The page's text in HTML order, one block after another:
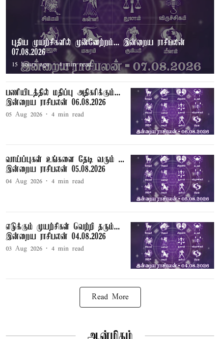
புதிய முயற்சிகளில் முன்னேற்றம்... இன்றைய ராசிபலன்
07.08.2026
15 hours ago 4 min read
பணியிடத்தில் மதிப்பு அதிகரிக்கும்...
இன்றைய ராசிபலன் 06.08.2026
05 Aug 2026 4 min read
வாய்ப்புகள் உங்களை தேடி வரும் ...
இன்றைய ராசிபலன் 05.08.2026
04 Aug 2026 4 min read
எடுக்கும் முயற்சிகள் வெற்றி தரும்...
இன்றைய ராசிபலன் 04.08.2026
03 Aug 2026 4 min read
Read More